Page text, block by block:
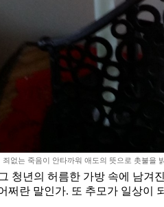
없는 죽음이 안타까워 애도의 뜻으로 촛불을
청년의 허름한 가방 속에 남
란 말인가. 또 추모가 일상이